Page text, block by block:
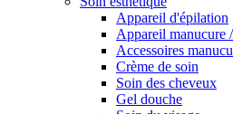
Appareil d'épilation
Appareil manucure
Accessoires
Crème de soin
Soin des cheveux
Gel douche